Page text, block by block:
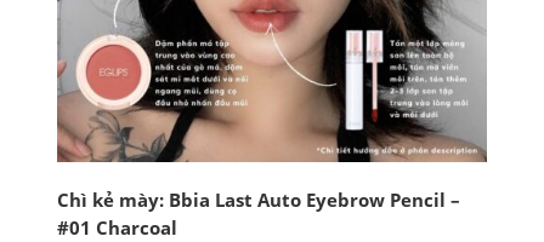
Chì kẻ mày: Bbia Last Auto Eyebrow Pencil –
#01 Charcoal